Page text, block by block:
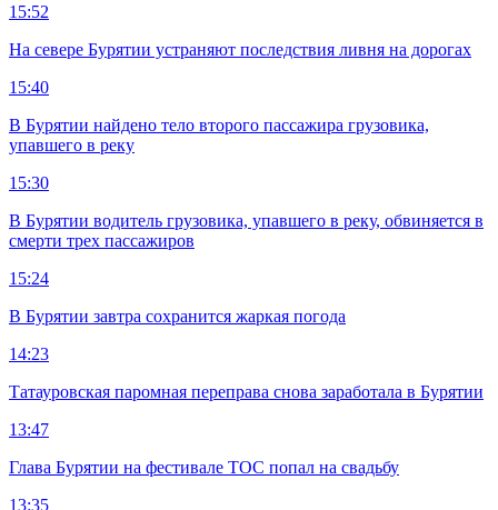
15:52
На севере Бурятии устраняют последствия ливня на дорогах
15:40
В Бурятии найдено тело второго пассажира грузовика,
упавшего в реку
15:30
В Бурятии водитель грузовика, упавшего в реку, обвиняется в
смерти трех пассажиров
15:24
В Бурятии завтра сохранится жаркая погода
14:23
Татауровская паромная переправа снова заработала в Бурятии
13:47
Глава Бурятии на фестивале ТОС попал на свадьбу
13:35